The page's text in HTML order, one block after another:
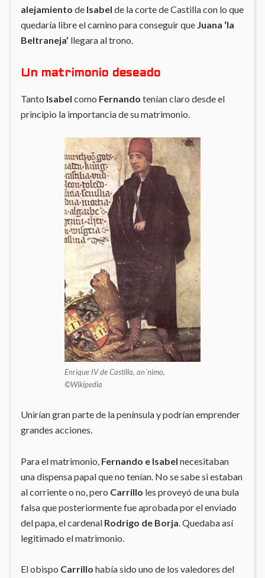
alejamiento de Isabel de la corte de Castilla con lo que
quedaría libre el camino para conseguir que Juana ‘la
Beltraneja’ llegara al trono.
Un matrimonio deseado
Tanto Isabel como Fernando tenían claro desde el
principio la importancia de su matrimonio.
Enrique IV de Castilla, an´nimo,
©Wikipedia
Unirían gran parte de la península y podrían emprender
grandes acciones.
Para el matrimonio, Fernando e Isabel necesitaban
una dispensa papal que no tenían. No se sabe si estaban
al corriente o no, pero Carrillo les proveyó de una bula
falsa que posteriormente fue aprobada por el enviado
del papa, el cardenal Rodrigo de Borja. Quedaba así
legitimado el matrimonio.
El obispo Carrillo había sido uno de los valedores del